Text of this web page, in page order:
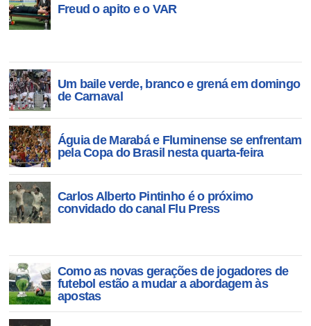
Freud o apito e o VAR
Um baile verde, branco e grená em domingo
de Carnaval
Águia de Marabá e Fluminense se enfrentam
pela Copa do Brasil nesta quarta-feira
Carlos Alberto Pintinho é o próximo
convidado do canal Flu Press
Como as novas gerações de jogadores de
futebol estão a mudar a abordagem às
apostas